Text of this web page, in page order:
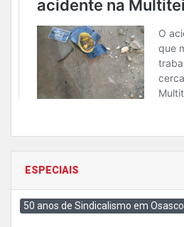
ESPECIAIS
50 anos de Sindicalismo em Osasco